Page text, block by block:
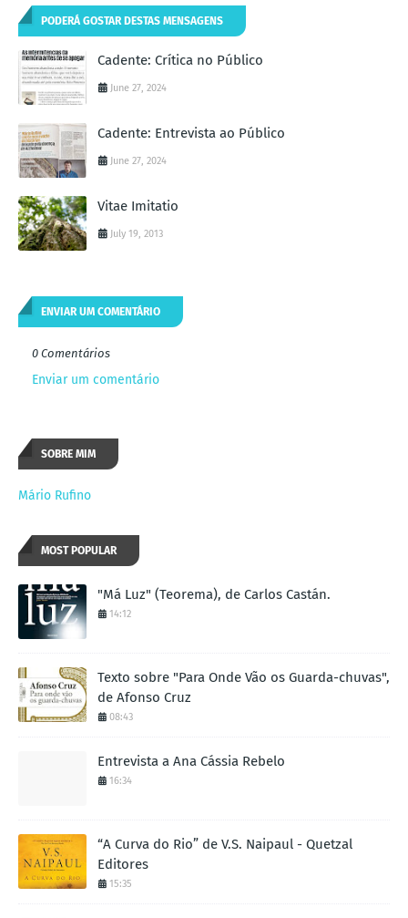
PODERÁ GOSTAR DESTAS MENSAGENS
Cadente: Crítica no Público
June 27, 2024
Cadente: Entrevista ao Público
June 27, 2024
Vitae Imitatio
July 19, 2013
ENVIAR UM COMENTÁRIO
0 Comentários
Enviar um comentário
SOBRE MIM
Mário Rufino
MOST POPULAR
"Má Luz" (Teorema), de Carlos Castán.
14:12
Texto sobre "Para Onde Vão os Guarda-chuvas",
de Afonso Cruz
08:43
Entrevista a Ana Cássia Rebelo
16:34
“A Curva do Rio” de V.S. Naipaul - Quetzal
Editores
15:35